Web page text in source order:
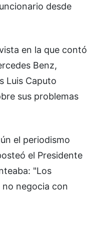
desde
en la que contó
Benz,
Luis Caputo
sus problemas
el periodismo
el Presidente
"Los
negocia con